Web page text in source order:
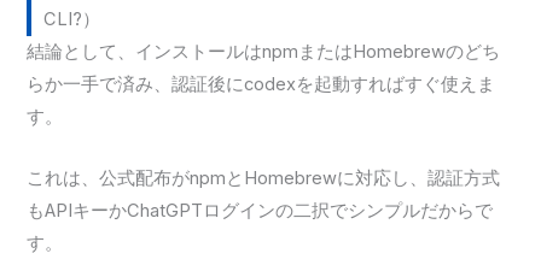
CLI?）
結論として、インストールはnpmまたはHomebrewのどち
らか一手で済み、認証後にcodexを起動すればすぐ使えま
す。
これは、公式配布がnpmとHomebrewに対応し、認証方式
もAPIキーかChatGPTログインの二択でシンプルだからで
す。